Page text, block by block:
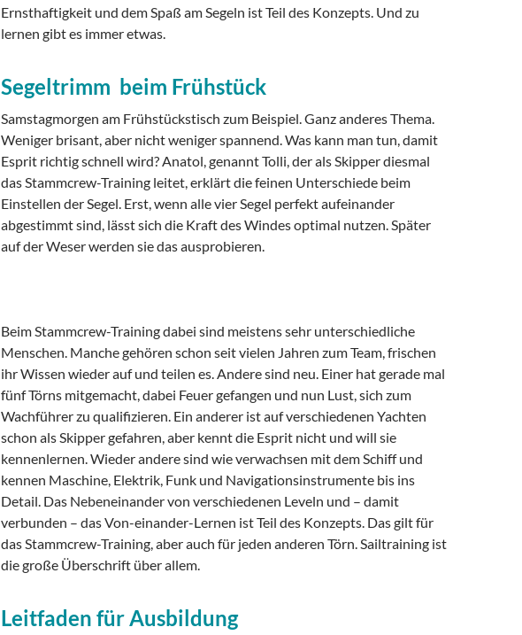
Ernsthaftigkeit und dem Spaß am Segeln ist Teil des Konzepts. Und zu
lernen gibt es immer etwas.
Segeltrimm beim Frühstück
Samstagmorgen am Frühstückstisch zum Beispiel. Ganz anderes Thema.
Weniger brisant, aber nicht weniger spannend. Was kann man tun, damit
Esprit richtig schnell wird? Anatol, genannt Tolli, der als Skipper diesmal
das Stammcrew-Training leitet, erklärt die feinen Unterschiede beim
Einstellen der Segel. Erst, wenn alle vier Segel perfekt aufeinander
abgestimmt sind, lässt sich die Kraft des Windes optimal nutzen. Später
auf der Weser werden sie das ausprobieren.
Beim Stammcrew-Training dabei sind meistens sehr unterschiedliche
Menschen. Manche gehören schon seit vielen Jahren zum Team, frischen
ihr Wissen wieder auf und teilen es. Andere sind neu. Einer hat gerade mal
fünf Törns mitgemacht, dabei Feuer gefangen und nun Lust, sich zum
Wachführer zu qualifizieren. Ein anderer ist auf verschiedenen Yachten
schon als Skipper gefahren, aber kennt die Esprit nicht und will sie
kennenlernen. Wieder andere sind wie verwachsen mit dem Schiff und
kennen Maschine, Elektrik, Funk und Navigationsinstrumente bis ins
Detail. Das Nebeneinander von verschiedenen Leveln und – damit
verbunden – das Von-einander-Lernen ist Teil des Konzepts. Das gilt für
das Stammcrew-Training, aber auch für jeden anderen Törn. Sailtraining ist
die große Überschrift über allem.
Leitfaden für Ausbildung